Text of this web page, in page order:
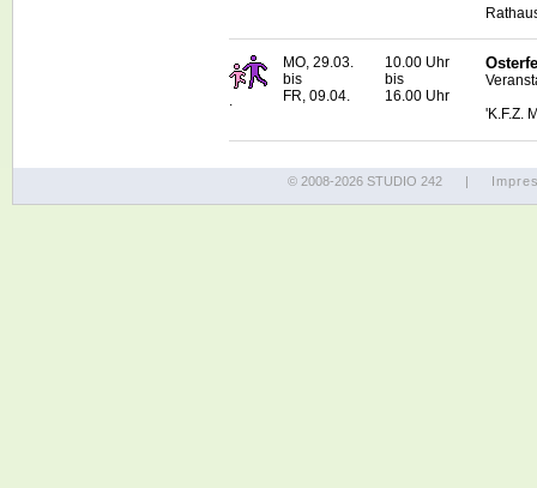
.
MO, 29.03.
bis
FR, 09.04.
10.00 Uhr
bis
16.00 Uhr
'K.F.Z.
© 2008-2026 STUDIO 242 |